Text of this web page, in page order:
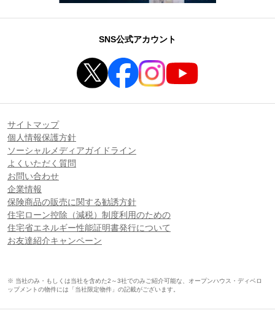
SNS公式アカウント
サイトマップ
個人情報保護方針
ソーシャルメディアガイドライン
よくいただく質問
お問い合わせ
企業情報
保険商品の販売に関する勧誘方針
住宅ローン控除（減税）制度利用のための
住宅省エネルギー性能証明書発行について
お友達紹介キャンペーン
※ 当社のみ・もしくは当社を含めた2～3社でのみご紹介可能な、オープンハウス・ディベロ
ップメントの物件には「当社限定物件」の記載がございます。